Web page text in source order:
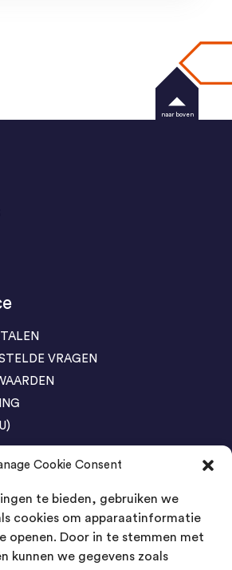
Cookie Consent
te bieden, gebruiken we
cookies om apparaatinformatie
openen. Door in te stemmen met
kunnen we gegevens zoals
VRAGEN
FAIR Winterswijk
naar boven